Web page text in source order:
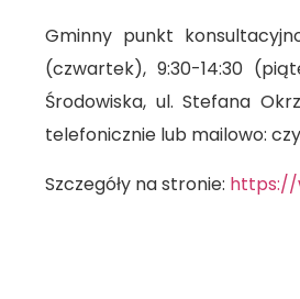
Gminny punkt
(czwartek), 9:30-14:30
Środowiska, ul. Stefana
telefonicznie lub mailowo:
Szczegóły na stronie: https://